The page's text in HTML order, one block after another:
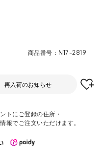
商品番号 N17-2819
再入荷のお知らせ
トにご登録の住所・
報でご注文いただけます。